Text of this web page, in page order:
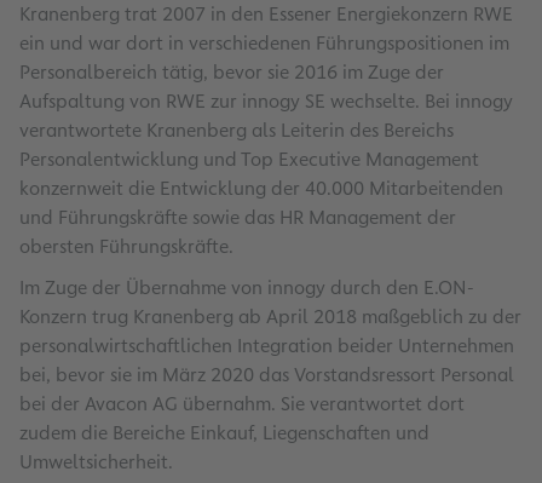
Kranenberg trat 2007 in den Essener Energiekonzern RWE
ein und war dort in verschiedenen Führungspositionen im
Personalbereich tätig, bevor sie 2016 im Zuge der
Aufspaltung von RWE zur innogy SE wechselte. Bei innogy
verantwortete Kranenberg als Leiterin des Bereichs
Personalentwicklung und Top Executive Management
konzernweit die Entwicklung der 40.000 Mitarbeitenden
und Führungskräfte sowie das HR Management der
obersten Führungskräfte.
Im Zuge der Übernahme von innogy durch den E.ON-
Konzern trug Kranenberg ab April 2018 maßgeblich zu der
personalwirtschaftlichen Integration beider Unternehmen
bei, bevor sie im März 2020 das Vorstandsressort Personal
bei der Avacon AG übernahm. Sie verantwortet dort
zudem die Bereiche Einkauf, Liegenschaften und
Umweltsicherheit.